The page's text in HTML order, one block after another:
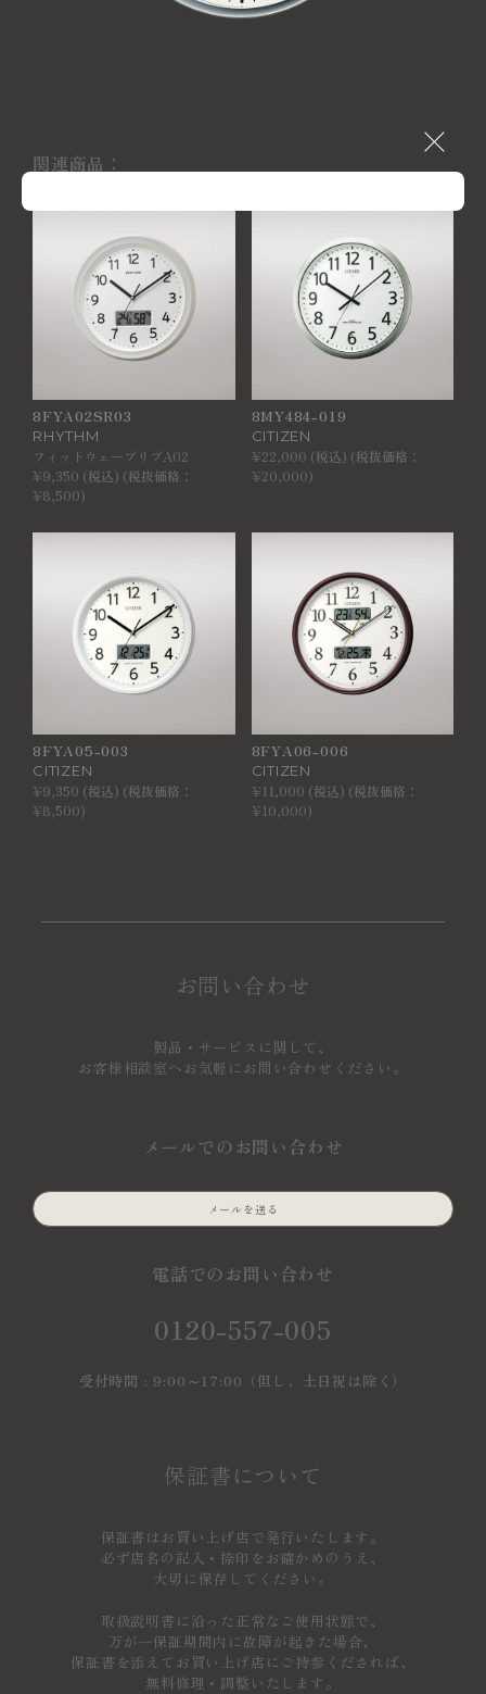
関連商品：
8FYA02SR03
RHYTHM
フィットウェーブリブA02
¥9,350 (税込) (税抜価格：
¥8,500)
8MY484-019
CITIZEN
¥22,000 (税込) (税抜価格：
¥20,000)
8FYA05-003
CITIZEN
¥9,350 (税込) (税抜価格：
¥8,500)
8FYA06-006
CITIZEN
¥11,000 (税込) (税抜価格：
¥10,000)
お問い合わせ
製品・サービスに関して、
お客様相談室へお気軽にお問い合わせください。
メールでのお問い合わせ
メールを送る
電話でのお問い合わせ
0120-557-005
受付時間 : 9:00～17:00（但し、土日祝は除く）
保証書について
保証書はお買い上げ店で発行いたします。
必ず店名の記入・捺印をお確かめのうえ、
大切に保存してください。
取扱説明書に沿った正常なご使用状態で、
万が一保証期間内に故障が起きた場合、
保証書を添えてお買い上げ店にご持参くだされば、
無料修理・調整いたします。